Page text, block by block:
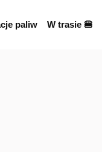
paliw W trasie 🍔